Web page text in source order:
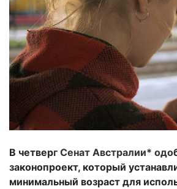
В четверг Сенат Австралии* одо
законопроект, который
минимальный возраст для